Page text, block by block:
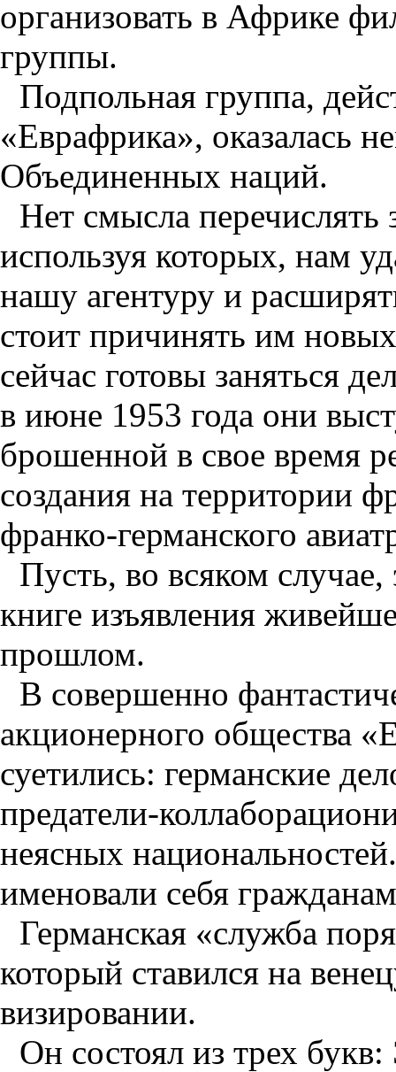
организовать в Африке
группы.
Подпольная группа,
«Еврафрика», оказалась
Объединенных наций.
Нет смысла
используя которых, нам
нашу агентуру и
стоит причинять им
сейчас готовы заняться
в июне 1953 года они
брошенной в свое время
создания на территории
франко-германского
Пусть, во всяком
книге изъявления
прошлом.
В совершенно
акционерного общества
суетились: германские
предатели-
неясных
именовали себя
Германская «служба
который ставился на
визировании.
Он состоял из трех